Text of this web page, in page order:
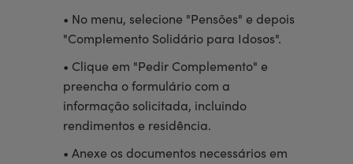
• No menu, selecione "Pensões" e depois
"Complemento Solidário para Idosos".
• Clique em "Pedir Complemento" e
preencha o formulário com a
informação solicitada, incluindo
rendimentos e residência.
• Anexe os documentos necessários em